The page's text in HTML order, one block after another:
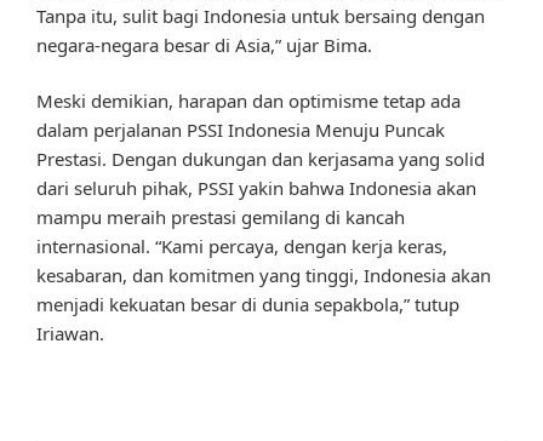
Tanpa itu, sulit bagi Indonesia untuk bersaing dengan
negara-negara besar di Asia,” ujar Bima.
Meski demikian, harapan dan optimisme tetap ada
dalam perjalanan PSSI Indonesia Menuju Puncak
Prestasi. Dengan dukungan dan kerjasama yang solid
dari seluruh pihak, PSSI yakin bahwa Indonesia akan
mampu meraih prestasi gemilang di kancah
internasional. “Kami percaya, dengan kerja keras,
kesabaran, dan komitmen yang tinggi, Indonesia akan
menjadi kekuatan besar di dunia sepakbola,” tutup
Iriawan.